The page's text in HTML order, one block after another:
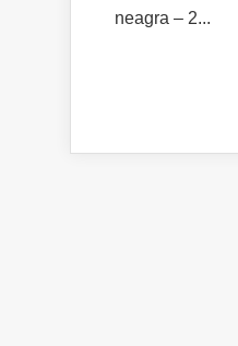
neagra – 2...